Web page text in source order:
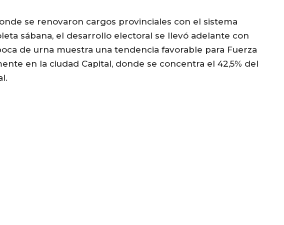
se renovaron cargos provinciales con el sistema
sábana, el desarrollo electoral se llevó adelante con
de urna muestra una tendencia favorable para Fuerza
en la ciudad Capital, donde se concentra el 42,5% del